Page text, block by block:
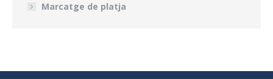
Marcatge de platja